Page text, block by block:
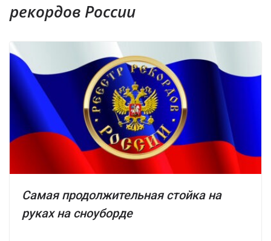
рекордов России
Самая продолжительная стойка на
руках на сноуборде